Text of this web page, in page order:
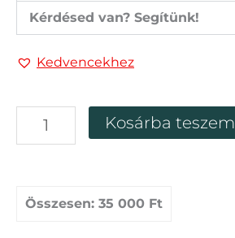
Kérdésed van? Segítünk!
Kedvencekhez
"Világító
földgömb
Erdőben"
Kosárba teszem
Összesen: 35 000 Ft